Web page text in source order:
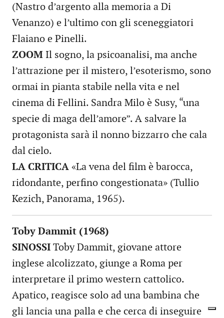
(Nastro d’argento alla memoria a Di
Venanzo) e l’ultimo con gli sceneggiatori
Flaiano e Pinelli.
ZOOM Il sogno, la psicoanalisi, ma anche
l’attrazione per il mistero, l’esoterismo, sono
ormai in pianta stabile nella vita e nel
cinema di Fellini. Sandra Milo è Susy, “una
specie di maga dell’amore”. A salvare la
protagonista sarà il nonno bizzarro che cala
dal cielo.
LA CRITICA «La vena del film è barocca,
ridondante, perfino congestionata» (Tullio
Kezich, Panorama, 1965).
Toby Dammit (1968)
SINOSSI Toby Dammit, giovane attore
inglese alcolizzato, giunge a Roma per
interpretare il primo western cattolico.
Apatico, reagisce solo ad una bambina che
gli lancia una palla e che cerca di inseguire